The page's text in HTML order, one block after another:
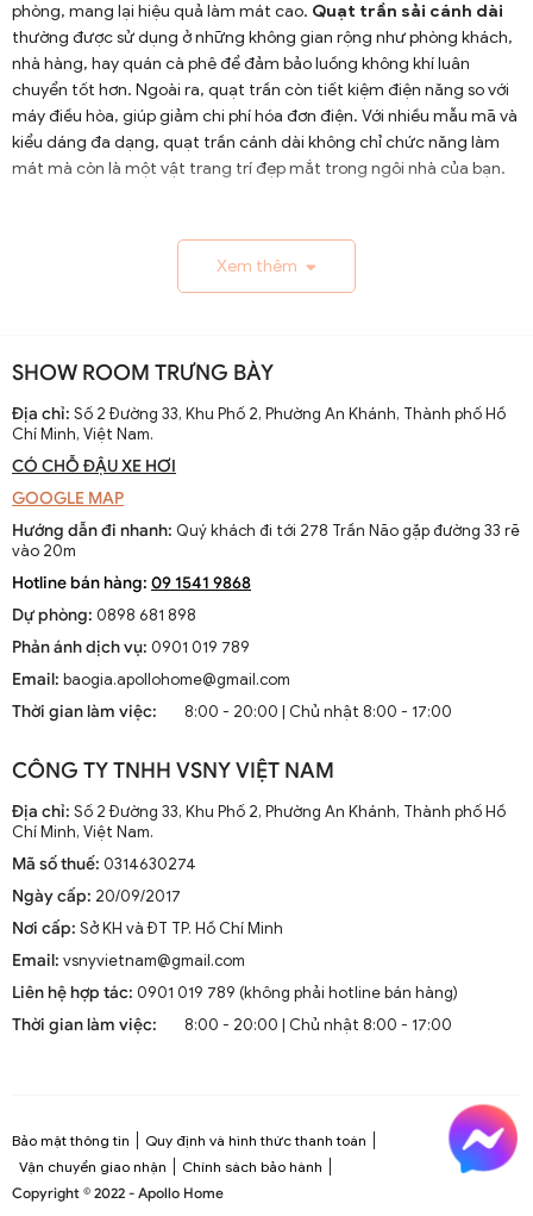
phòng, mang lại hiệu quả làm mát cao. Quạt trần sải cánh dài
thường được sử dụng ở những không gian rộng như phòng khách,
nhà hàng, hay quán cà phê để đảm bảo luồng không khí luân
chuyển tốt hơn. Ngoài ra, quạt trần còn tiết kiệm điện năng so với
máy điều hòa, giúp giảm chi phí hóa đơn điện. Với nhiều mẫu mã và
kiểu dáng đa dạng, quạt trần cánh dài không chỉ chức năng làm
mát mà còn là một vật trang trí đẹp mắt trong ngôi nhà của bạn.
1.1. Lịch Sử và Sự Phát Triển
pháp thông gió hiệu quả ở các khu vực nhiệt đới. Ban đầu
được làm thủ công và chạy bằng điện từ pin, chúng
nhanh chóng phát triển với sự tiến bộ của công nghệ
điện.
Sự thay đổi và cải tiến qua các thập kỷ
tiến với thiết kế hiện đại, động cơ mạnh mẽ và khả năng
cứu để nâng cao hiệu suất và thẩm mỹ của sản phẩm.
Xu hướng hiện tại trên thị trường
Hiện nay, quạt trần cánh dài không chỉ là thiết bị làm mát
sống. Chúng kết hợp công nghệ tiên tiến như điều khiển
1.2. Cấu Tạo và Nguyên Lý Hoạt Động
Cấu trúc tổng thể của quạt trần cánh dài
cơ, cánh quạt, bộ điều khiển và thân quạt. Các cánh quạt
được chế tạo từ chất liệu như gỗ, kim loại hoặc
composite để đảm bảo độ bền và hiệu suất.
Nguyên lý hoạt động cơ bản
Động cơ điện làm quay các cánh quạt, tạo ra dòng không
khí tuần hoàn trong không gian phòng.
Công nghệ tiên tiến tích hợp
Xem thêm
SHOW ROOM TRƯNG BÀY
Địa chỉ: Số 2 Đường 33, Khu Phố 2, Phường An Khánh, Thành phố Hồ
Chí Minh, Việt Nam.
CÓ CHỖ ĐẬU XE HƠI
GOOGLE MAP
Hướng dẫn đi nhanh: Quý khách đi tới 278 Trần Não gặp đường 33 rẽ
vào 20m
Hotline bán hàng: 09 1541 9868
Dự phòng: 0898 681 898
Phản ánh dịch vụ: 0901 019 789
Email: baogia.apollohome@gmail.com
Thời gian làm việc:
8:00 - 20:00 | Chủ nhật 8:00 - 17:00
CÔNG TY TNHH VSNY VIỆT NAM
Địa chỉ: Số 2 Đường 33, Khu Phố 2, Phường An Khánh, Thành phố Hồ
Chí Minh, Việt Nam.
Mã số thuế: 0314630274
Ngày cấp: 20/09/2017
Nơi cấp: Sở KH và ĐT TP. Hồ Chí Minh
Email: vsnyvietnam@gmail.com
Liên hệ hợp tác: 0901 019 789 (không phải hotline bán hàng)
Thời gian làm việc:
8:00 - 20:00 | Chủ nhật 8:00 - 17:00
Bảo mật thông tin
Quy định và hình thức thanh toán
Vận chuyển giao nhận
Chính sách bảo hành
Copyright © 2022 - Apollo Home